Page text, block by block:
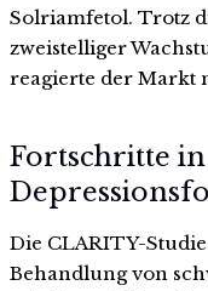
Solriamfetol. Trotz
zweistelliger
reagierte der Markt
Fortschritte
Die CLARITY-
Behandlung von